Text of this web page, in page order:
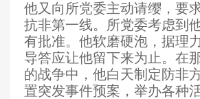
他又向所党委主动请缨，要
抗非第一线。所党委考虑到
有批准。他软磨硬泡，据理
导答应让他留下来为止。在
的战争中，他白天制定防非
置突发事件预案，举办各种